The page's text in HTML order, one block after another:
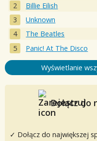
Billie Eilish
Unknown
The Beatles
Panic! At The Disco
Wyświetlanie
Dołącz do
✓ Dołącz do największej